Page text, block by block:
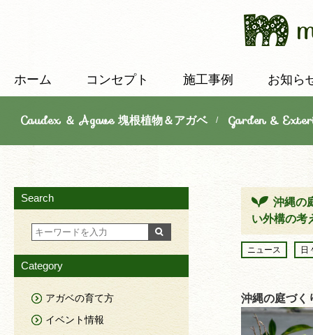
ホーム コンセプト 施工事例 お知ら
Caudex ＆ Agave 塊根植物＆アガベ/Garden &
沖縄の
い外構の考
ニュース 日
沖縄の庭づく
Search
Category
アガベの育て方
イベント情報